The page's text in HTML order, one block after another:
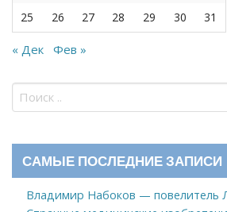
25
26 27 28 29 30 31
« Дек Фев »
САМЫЕ ПОСЛЕДНИЕ ЗАПИСИ
Владимир Набоков — повелитель